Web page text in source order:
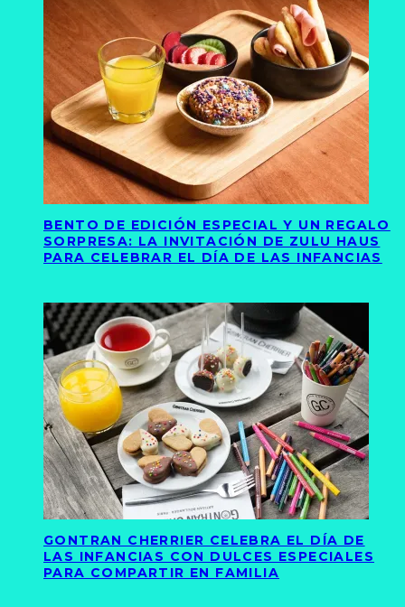
BENTO DE EDICIÓN ESPECIAL Y UN REGALO
SORPRESA: LA INVITACIÓN DE ZULU HAUS
PARA CELEBRAR EL DÍA DE LAS INFANCIAS
GONTRAN CHERRIER CELEBRA EL DÍA DE
LAS INFANCIAS CON DULCES ESPECIALES
PARA COMPARTIR EN FAMILIA